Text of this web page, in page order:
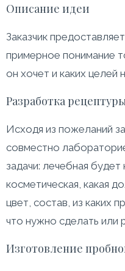
Описание идеи
Заказчик
примерное понимание
он хочет и каких целей
Разработка
Исходя из пожеланий
совместно
задачи: лечебная будет
косметическая, какая
цвет, состав, из каких
что нужно сделать или
Изготовление